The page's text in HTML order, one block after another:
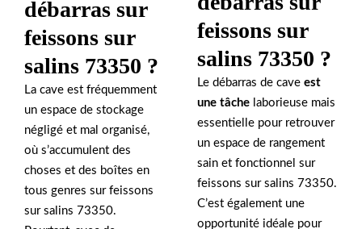
débarras sur
feissons sur
salins 73350 ?
La cave est fréquemment
un espace de stockage
négligé et mal organisé,
où s’accumulent des
choses et des boîtes en
tous genres sur feissons
sur salins 73350.
feissons sur
salins 73350 ?
Le débarras de cave est
une tâche laborieuse mais
essentielle pour retrouver
un espace de rangement
sain et fonctionnel sur
feissons sur salins 73350.
C’est également une
opportunité idéale pour